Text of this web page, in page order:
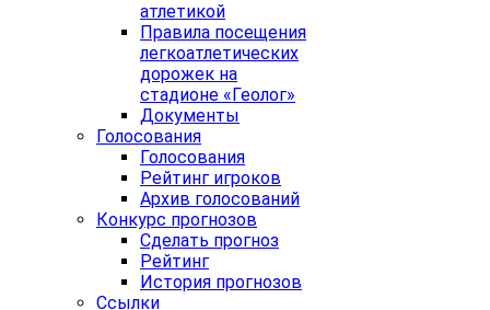
атлетикой
Правила посещения
легкоатлетических
дорожек на
стадионе «Геолог»
Документы
Голосования
Голосования
Рейтинг игроков
Архив голосований
Конкурс прогнозов
Сделать прогноз
Рейтинг
История прогнозов
Ссылки